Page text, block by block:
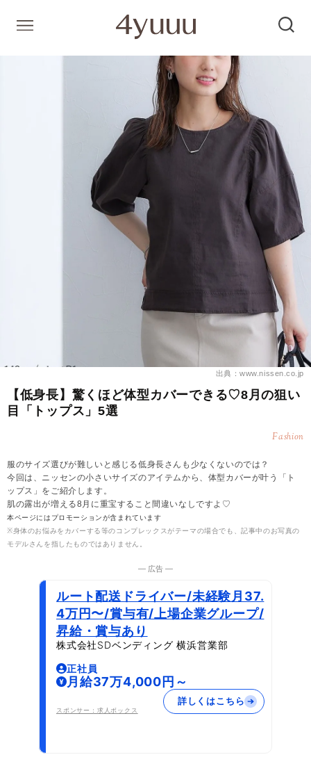
出典：www.nissen.co.jp
【低身長】驚くほど体型カバーできる♡8月の狙い
目「トップス」5選
Fashion
服のサイズ選びが難しいと感じる低身長さんも少なくないのでは？
今回は、ニッセンの小さいサイズのアイテムから、体型カバーが叶う「ト
ップス」をご紹介します。
肌の露出が増える8月に重宝すること間違いなしですよ♡
本ページにはプロモーションが含まれています
※身体のお悩みをカバーする等のコンプレックスがテーマの場合でも、記事中のお写真の
モデルさんを指したものではありません。
― 広告 ―
ルート配送ドライバー/未経験月37.
4万円〜/賞与有/上場企業グループ/
昇給・賞与あり
株式会社SDベンディング 横浜営業部
正社員
月給37万4,000円～
スポンサー：求人ボックス
詳しくはこちら